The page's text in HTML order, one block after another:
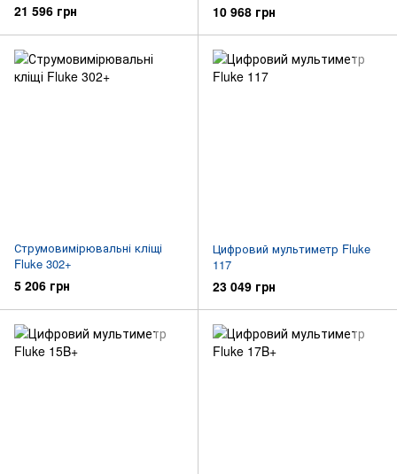
21 596 грн 10 968 грн
Струмовимірювальні кліщі
Fluke 302+
5 206 грн
Цифровий мультиметр Fluke
117
23 049 грн